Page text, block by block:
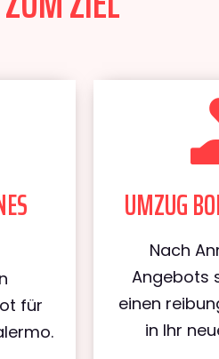
für
UMZUG
Nach
Angebots
einen
in Ihr